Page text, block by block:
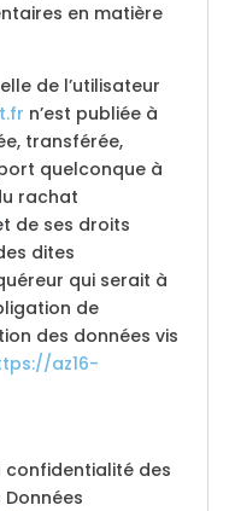
en matière
de l’utilisateur
n’est publiée à
transférée,
quelconque à
rachat
de ses droits
dites
qui serait à
de
des données vis
az16-
confidentialité des